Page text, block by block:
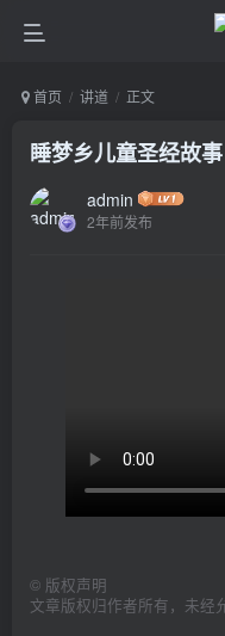
首页 讲道 正文
睡梦乡儿童圣经故
admin
2年前发布
© 版权声明
文章版权归作者所有，未经